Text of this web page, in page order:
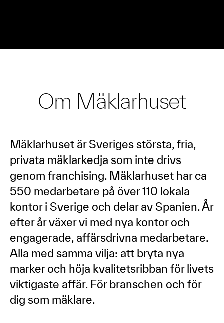
Om Mäklarhuset
Mäklarhuset är Sveriges största, fria,
privata mäklarkedja som inte drivs
genom franchising. Mäklarhuset har ca
550 medarbetare på över 110 lokala
kontor i Sverige och delar av Spanien. År
efter år växer vi med nya kontor och
engagerade, affärsdrivna medarbetare.
Alla med samma vilja: att bryta nya
marker och höja kvalitetsribban för livets
viktigaste affär. För branschen och för
dig som mäklare.